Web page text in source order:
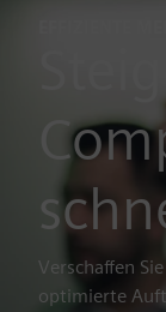
EFFIZIENTE
Verschaffen
optimierte